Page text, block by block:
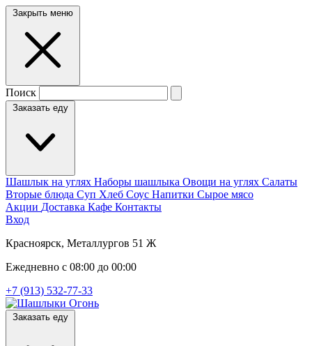
Закрыть меню
Поиск
Заказать еду
Шашлык на углях Наборы шашлыка Овощи на углях Салаты
Вторые блюда Суп Хлеб Соус Напитки Сырое мясо
Акции Доставка Кафе Контакты
Вход
Красноярск, Металлургов 51 Ж
Ежедневно с 08:00 до 00:00
+7 (913) 532-77-33
Заказать еду